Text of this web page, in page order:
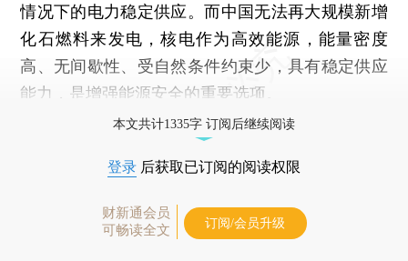
情况下的电力稳定供应。而中国无法再大规模新增
化石燃料来发电，核电作为高效能源，能量密度
高、无间歇性、受自然条件约束少，具有稳定供应
能力，是增强能源安全的重要选项。
本文共计1335字 订阅后继续阅读
登录 后获取已订阅的阅读权限
财新通会员
可畅读全文
订阅/会员升级